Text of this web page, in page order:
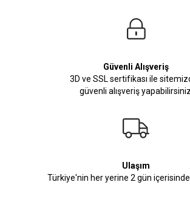
Güvenli Alışveriş
3D ve SSL sertifikası ile
güvenli alışveriş yapabilirsiniz.
Ulaşım
Türkiye'nin her yerine 2 gün